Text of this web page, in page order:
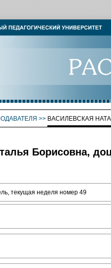
>> ВАСИЛЕВСКАЯ
Борисовна,
текущая неделя номер 49